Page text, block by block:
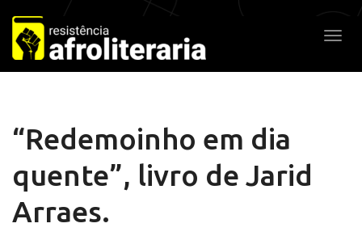
Pular
para
o
conteúdo
“Redemoinho em dia
quente”, livro de Jarid
Arraes.